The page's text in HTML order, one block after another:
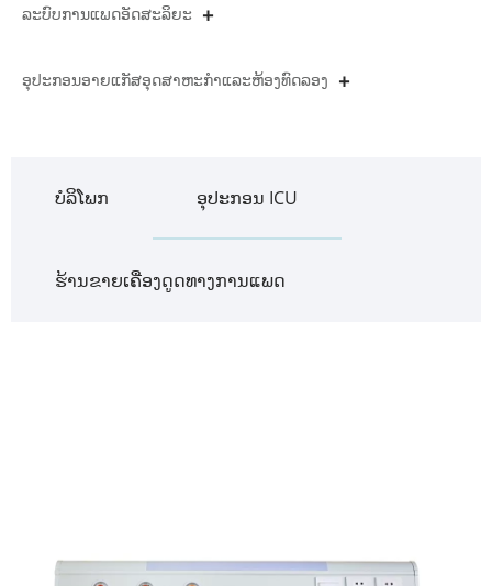
ລະບົບການແພດອັດສະລິຍະ
ອຸປະກອນອາຍແກັສອຸດສາຫະກໍາແລະຫ້ອງທົດລອງ
ບໍລິໂພກ ອຸປະກອນ ICU
ຮ້ານຂາຍເຄື່ອງດູດທາງການແພດ